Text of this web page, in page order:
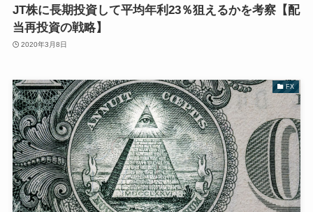
JT株に長期投資して平均年利23％狙えるかを考察【配
当再投資の戦略】
2020年3月8日
FX